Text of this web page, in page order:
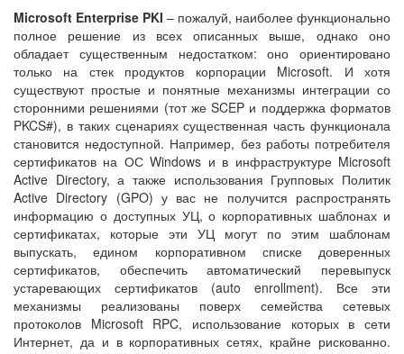
Microsoft Enterprise PKI – пожалуй, наиболее функционально
полное решение из всех описанных выше, однако оно
обладает существенным недостатком: оно ориентировано
только на стек продуктов корпорации Microsoft. И хотя
существуют простые и понятные механизмы интеграции со
сторонними решениями (тот же SCEP и поддержка форматов
PKCS#), в таких сценариях существенная часть функционала
становится недоступной. Например, без работы потребителя
сертификатов на ОС Windows и в инфраструктуре Microsoft
Active Directory, а также использования Групповых Политик
Active Directory (GPO) у вас не получится распространять
информацию о доступных УЦ, о корпоративных шаблонах и
сертификатах, которые эти УЦ могут по этим шаблонам
выпускать, едином корпоративном списке доверенных
сертификатов, обеспечить автоматический перевыпуск
устаревающих сертификатов (auto enrollment). Все эти
механизмы реализованы поверх семейства сетевых
протоколов Microsoft RPC, использование которых в сети
Интернет, да и в корпоративных сетях, крайне рискованно.